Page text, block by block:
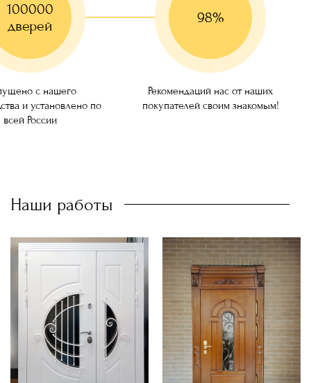
100000
дверей
с нашего
и установлено по
всей России
98%
Рекомендаций нас от наших
покупателей своим знакомым!
Наши работы